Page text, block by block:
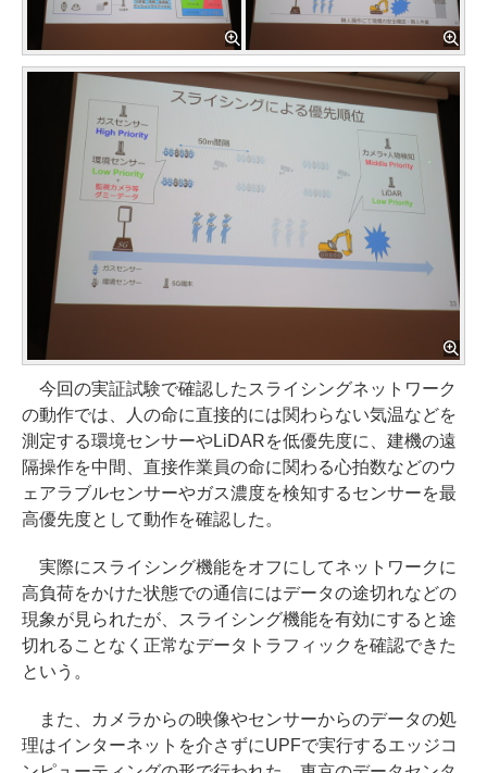
今回の実証試験で確認したスライシングネットワーク
の動作では、人の命に直接的には関わらない気温などを
測定する環境センサーやLiDARを低優先度に、建機の遠
隔操作を中間、直接作業員の命に関わる心拍数などのウ
ェアラブルセンサーやガス濃度を検知するセンサーを最
高優先度として動作を確認した。
実際にスライシング機能をオフにしてネットワークに
高負荷をかけた状態での通信にはデータの途切れなどの
現象が見られたが、スライシング機能を有効にすると途
切れることなく正常なデータトラフィックを確認できた
という。
また、カメラからの映像やセンサーからのデータの処
理はインターネットを介さずにUPFで実行するエッジコ